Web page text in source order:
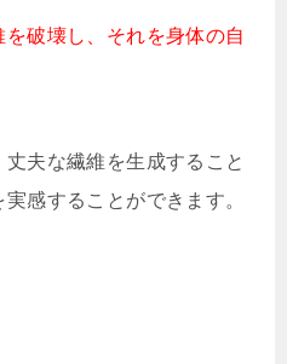
破壊し、それを身体の自
夫な繊維を生成すること
感することができます。